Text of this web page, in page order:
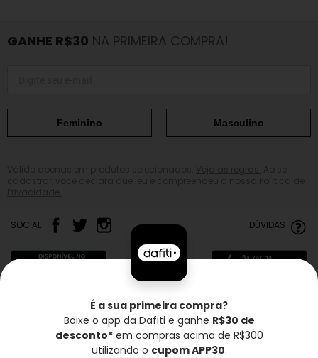
GANHE R$30 NA PRIMEIRA COMPRA!
Feminino Masculino
SOCIAL DÚVIDAS
Frete grátis* Troca grátis Entrega rápida
É a sua primeira compra?
Baixe o app da Dafiti e ganhe R$30 de
desconto*em compras acima de R$300
utilizando o cupom APP30.